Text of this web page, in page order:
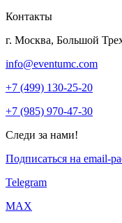
Контакты
г. Москва, Большой
info@eventumc.com
+7 (499) 130-25-20
+7 (985) 970-47-30
Следи за нами!
Подписаться на email-
Telegram
МАХ